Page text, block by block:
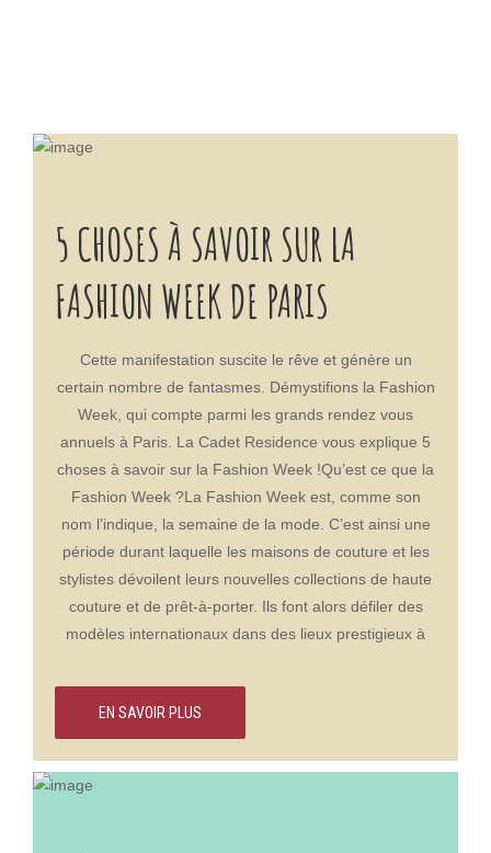
5 CHOSES À SAVOIR SUR LA
FASHION WEEK DE PARIS
Cette manifestation suscite le rêve et génère un
certain nombre de fantasmes. Démystifions la Fashion
Week, qui compte parmi les grands rendez vous
annuels à Paris. La Cadet Residence vous explique 5
choses à savoir sur la Fashion Week !Qu’est ce que la
Fashion Week ?La Fashion Week est, comme son
nom l’indique, la semaine de la mode. C’est ainsi une
période durant laquelle les maisons de couture et les
stylistes dévoilent leurs nouvelles collections de haute
couture et de prêt-à-porter. Ils font alors défiler des
modèles internationaux dans des lieux prestigieux à
Milan et Paris, Milan, sont les villes qui accueillent la
Fashion Week pendant 4 semaines consécutives. Et
ce toujours dans le même ordre !Le fonctionnement
des saisonsL’année de Fashion Week est composée
de deux saisons, généralement abrégées SS (Spring-
EN SAVOIR PLUS